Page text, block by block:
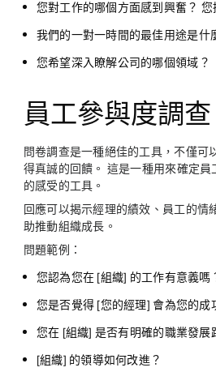
您對工作的哪個方面感到興奮？ 您
我們的一對一時間的最佳用途是什
您希望深入瞭解公司的哪個領域？
員工參與度調查
問卷調查是一種絕佳的工具，不僅可
得真誠的回饋。 這是一種用來確定
的感受的工具。
回應可以揭示經理的績效、員工的情
助推動組織成長。
問題範例：
您認為您在 [組織] 的工作有意義嗎
您是否覺得 [您的經理] 會為您的成
您在 [組織] 是否有明確的職業發展
[組織] 的領導如何改進？